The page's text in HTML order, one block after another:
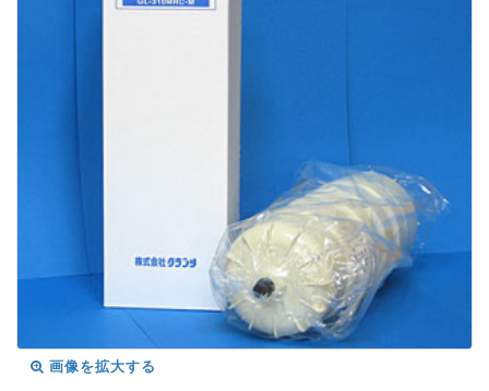
画像を拡大する